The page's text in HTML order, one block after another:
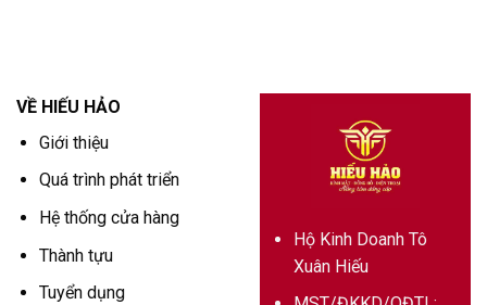
VỀ HIẾU HẢO
Giới thiệu
Quá trình phát triển
Hệ thống cửa hàng
Thành tựu
Tuyển dụng
Hộ Kinh Doanh Tô
Xuân Hiếu